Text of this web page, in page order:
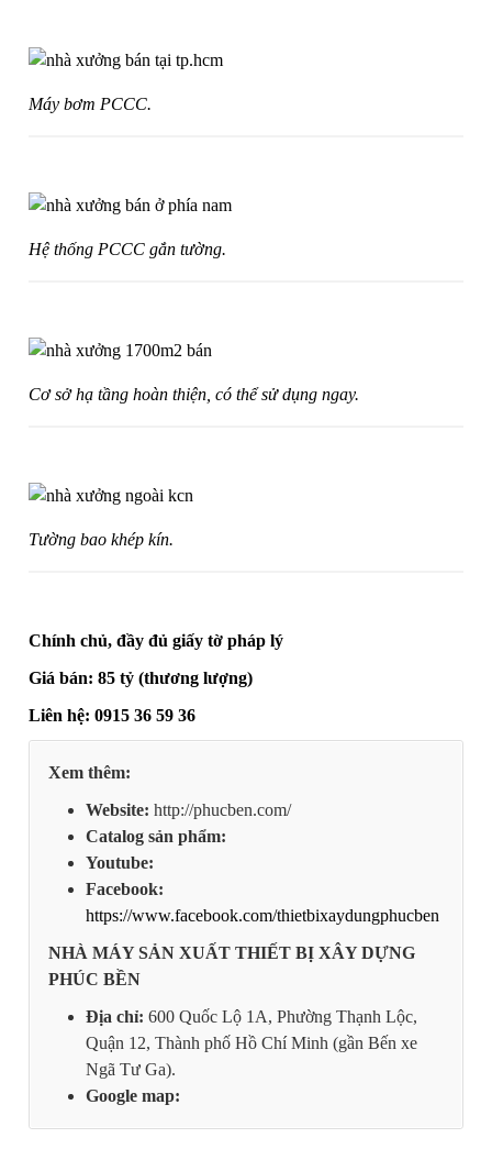
Máy bơm PCCC.
Hệ thống PCCC gắn tường.
Cơ sở hạ tầng hoàn thiện, có thể sử dụng ngay.
Tường bao khép kín.
Chính chủ, đầy đủ giấy tờ pháp lý
Giá bán: 85 tỷ (thương lượng)
Liên hệ: 0915 36 59 36
Xem thêm:
Website: http://phucben.com/
Catalog sản phẩm:
Youtube:
Facebook:
https://www.facebook.com/thietbixaydungphucben
NHÀ MÁY SẢN XUẤT THIẾT BỊ XÂY DỰNG
PHÚC BỀN
Địa chỉ: 600 Quốc Lộ 1A, Phường Thạnh Lộc,
Quận 12, Thành phố Hồ Chí Minh (gần Bến xe
Ngã Tư Ga).
Google map: